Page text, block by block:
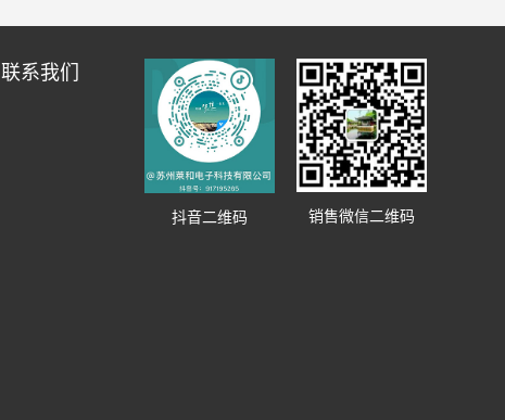
销售微信二维码
抖音二维码
联系我们